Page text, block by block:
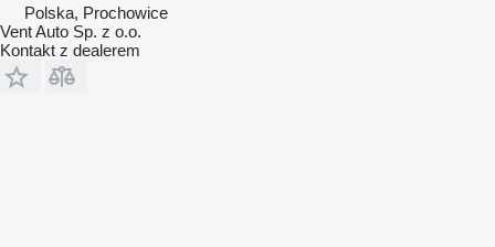
Polska, Prochowice
Vent Auto Sp. z o.o.
Kontakt z dealerem